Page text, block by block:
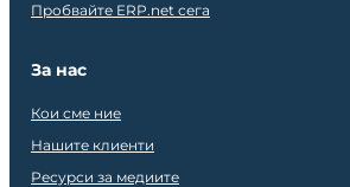
Пробвайте ERP.net сега
За нас
Кои сме ние
Нашите клиенти
Ресурси за медиите